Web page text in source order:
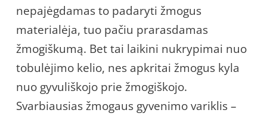
nepajėgdamas to padaryti žmogus
materialėja, tuo pačiu prarasdamas
žmogiškumą. Bet tai laikini nukrypimai nuo
tobulėjimo kelio, nes apkritai žmogus kyla
nuo gyvuliškojo prie žmogiškojo.
Svarbiausias žmogaus gyvenimo variklis –